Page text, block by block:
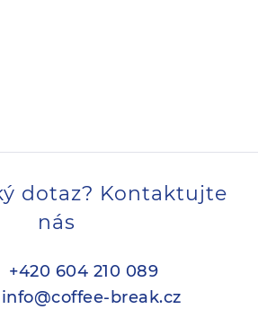
dotaz? Kontaktujte
nás
+420 604 210 089
info@coffee-break.cz